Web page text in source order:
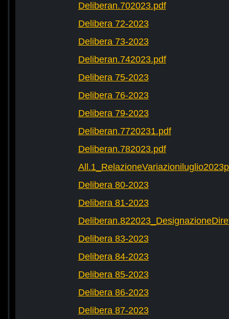
Deliberan.702023.pdf
Delibera 72-2023
Delibera 73-2023
Deliberan.742023.pdf
Delibera 75-2023
Delibera 76-2023
Delibera 79-2023
Deliberan.7720231.pdf
Deliberan.782023.pdf
Delibera 80-2023
Delibera 81-2023
Delibera 83-2023
Delibera 84-2023
Delibera 85-2023
Delibera 86-2023
Delibera 87-2023